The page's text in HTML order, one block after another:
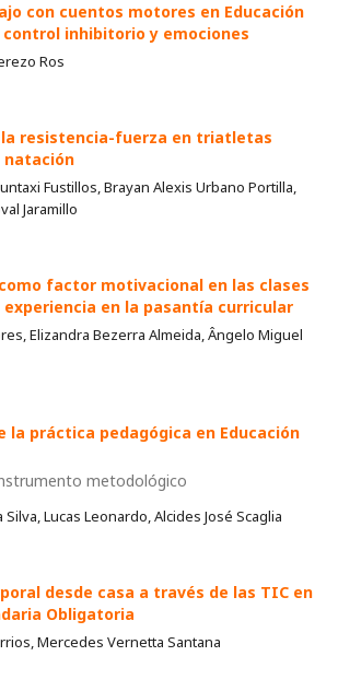
con cuentos motores en Educación
inhibitorio y emociones
Ros
la resistencia-fuerza en triatletas
natación
Fustillos, Brayan Alexis Urbano Portilla,
Jaramillo
factor motivacional en las clases
en la pasantía curricular
Elizandra Bezerra Almeida, Ângelo Miguel
la práctica pedagógica en Educación
metodológico
Lucas Leonardo, Alcides José Scaglia
desde casa a través de las TIC en
Obligatoria
Mercedes Vernetta Santana